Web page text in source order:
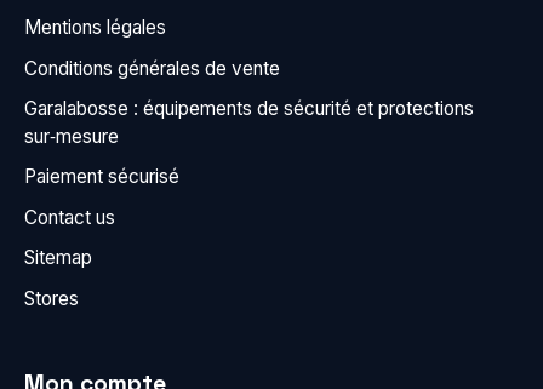
Mentions légales
Conditions générales de vente
Garalabosse : équipements de sécurité et protections
sur‑mesure
Paiement sécurisé
Contact us
Sitemap
Stores